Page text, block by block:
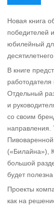
Новая книга
победителей
юбилейный
В книге
работодателя
Отдельный
и
со своим
направления.
(«Билайна»),
большой
будет
Проекты
как на